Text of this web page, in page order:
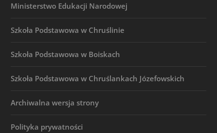
Ministerstwo Edukacji Narodowej
Szkoła Podstawowa w Chruślinie
Szkoła Podstawowa w Boiskach
Szkoła Podstawowa w Chruślankach Józefowskich
Archiwalna wersja strony
Polityka prywatności